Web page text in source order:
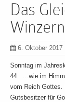
Das
Winzern
6. Oktober 2017
Sonntag im
44 …wie im
vom Reich Gottes.
Gutsbesitzer für